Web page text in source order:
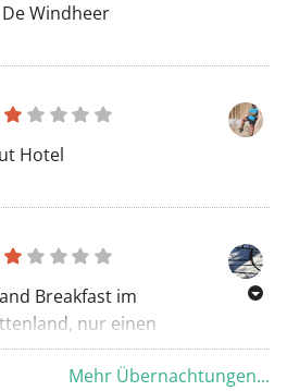
De Windheer
Hotel
Breakfast im
nur einen
von Brüssel entfernt
mitten in einem ruhigen und
Mehr Übernachtungen...